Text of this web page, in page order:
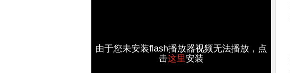
由于您未安装flash播放器视频无法播放，点
击这里安装